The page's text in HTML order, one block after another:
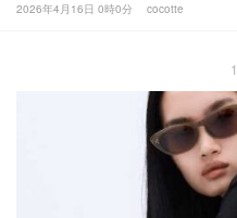
2026年4月16日 0時0分 cocotte